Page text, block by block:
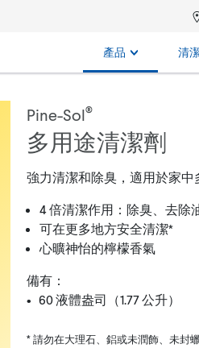
產品 清
Pine-Sol®
多用途清潔劑
強力清潔和除臭，適用於家
4 倍清潔作用：除臭、去除
可在更多地方安全清潔*
心曠神怡的檸檬香氣
備有：
• 60 液體盎司（1.77 公升）
* 請勿在大理石、鋁或未潤飾、未封